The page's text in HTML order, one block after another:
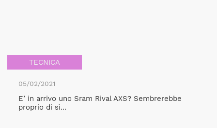
TECNICA
05/02/2021
E’ in arrivo uno Sram Rival AXS? Sembrerebbe
proprio di sì...